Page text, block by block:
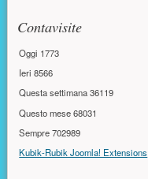
Contavisite
Oggi 1773
Ieri8566
Questa settimana36119
Questo mese68031
Sempre702989
Kubik-Rubik Joomla! Extensions